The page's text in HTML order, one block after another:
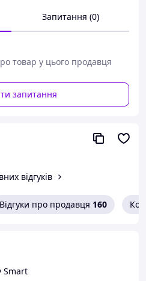
Запитання (0)
товар у цього продавця
запитання
відгуків
Відгуки про продавця 160
Smart